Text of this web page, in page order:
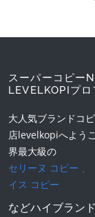
スーパーコピー
LEVELKOPIプロ
大人気ブランドコ
店levelkopiへよう
界最大級の
セリーヌ コピー 、
イス コピー
などハイブラン